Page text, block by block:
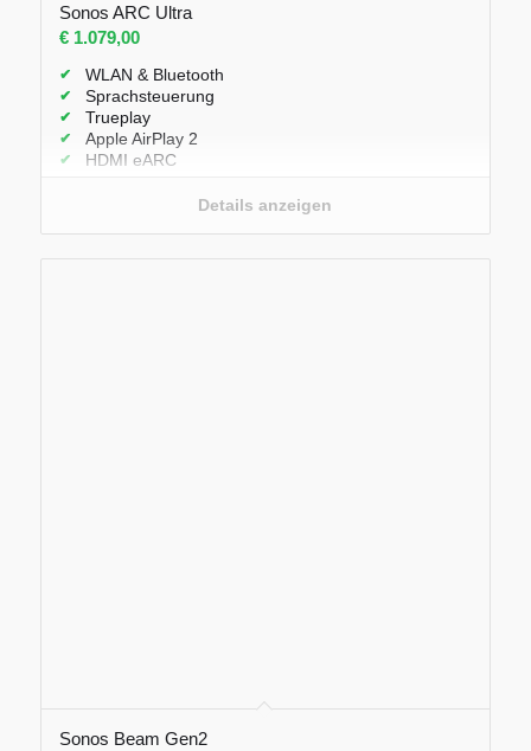
Sonos ARC Ultra
€1.079,00
WLAN & Bluetooth
Sprachsteuerung
Trueplay
Apple AirPlay 2
HDMI eARC
Details anzeigen
Sonos Beam Gen2